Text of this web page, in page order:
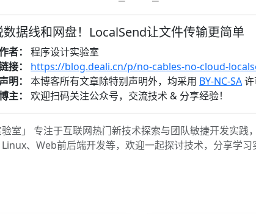
数据线和网盘！LocalSend让文件传输更简单
者：
程序设计实验室
接：
https://blog.deali.cn/p/no-cables-no-cloud-
明：
本博客所有文章除特别声明外，均采用 BY-NC-SA许
主：
欢迎扫码关注公众号，交流技术 & 分享经验！
室」 专注于互联网热门新技术探索与团队敏捷开发实践
、Web前后端开发等，欢迎一起探讨技术，分享学习